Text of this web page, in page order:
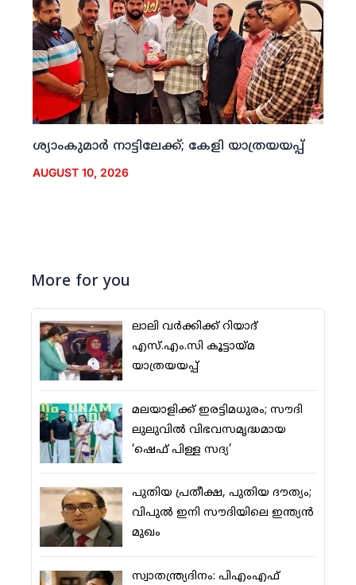
ശ്യാംകുമാര്‍ നാട്ടിലേക്ക്; കേളി യാത്രയയപ്പ്
AUGUST 10, 2026
More for you
ലാലി വര്‍ക്കിക്ക് റിയാദ്
എസ്.എം.സി കൂട്ടായ്മ
യാത്രയയപ്പ്
മലയാളിക്ക് ഇരട്ടിമധുരം; സൗദി
ലുലുവില്‍ വിഭവസമൃദ്ധമായ
‘ഷെഫ് പിള്ള സദ്യ’
പുതിയ പ്രതീക്ഷ, പുതിയ ദൗത്യം;
വിപുല്‍ ഇനി സൗദിയിലെ ഇന്ത്യന്‍
മുഖം
സ്വാതന്ത്ര്യദിനം: പിഎംഎഫ്